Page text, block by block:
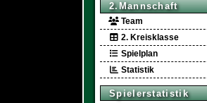
2.Mannschaft
Team
2. Kreisklasse
Spielplan
Statistik
Spielerstatistik